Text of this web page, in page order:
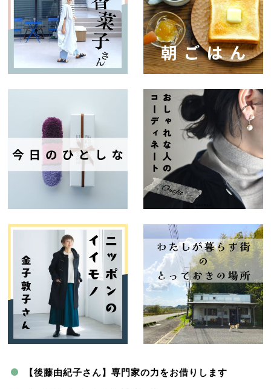
【後藤由紀子さん】専門家の力をお借りします